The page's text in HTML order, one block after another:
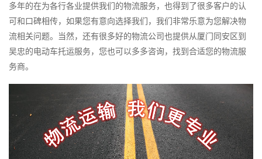
多年的在为各行各业提供我们的物流服务，也得到了很多客户的认
可和口碑相传，如果您有意向选择我们，我们非常乐意为您解决物
流相关问题。当然，还有很多好的物流公司也提供从厦门同安区到
吴忠的电动车托运服务，您也可以多多咨询，找到合适您的物流服
务商。